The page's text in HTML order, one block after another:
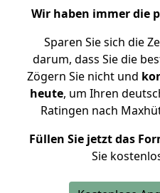
Wir haben immer die
Sparen Sie sich die
darum, dass Sie die
Zögern Sie nicht und
heute, um Ihren
Ratingen nach
Füllen Sie jetzt das
Sie